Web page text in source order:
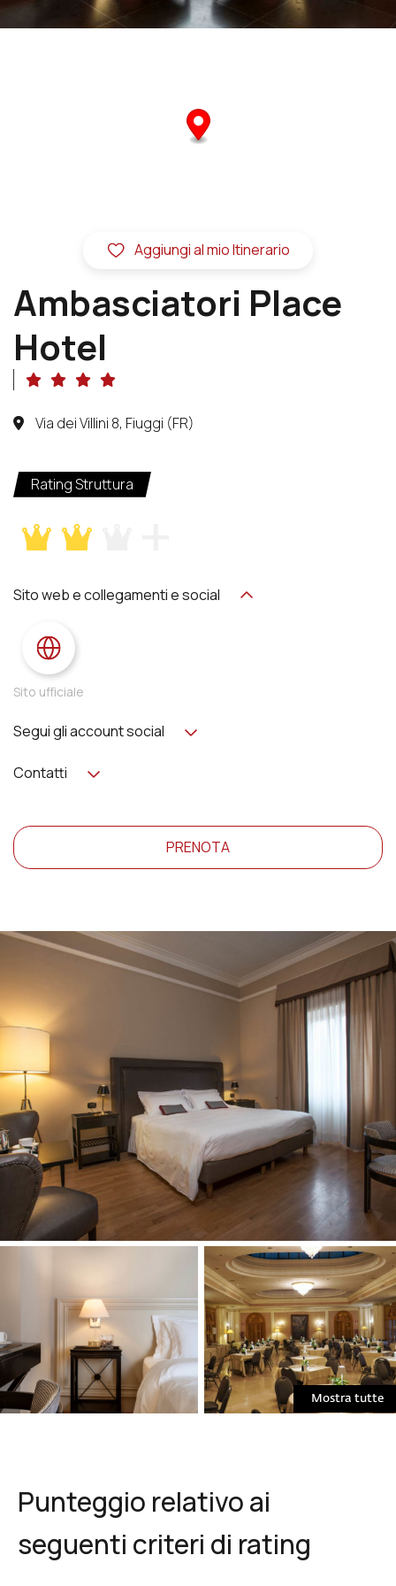
Ambasciatori Place
Hotel
Aggiungi al mio Itinerario
Via dei Villini 8, Fiuggi (FR)
Rating Struttura
Sito web e collegamenti e social
Sito ufficiale
Segui gli account social
Contatti
PRENOTA
Mostra tutte
Punteggio relativo ai
seguenti criteri di rating